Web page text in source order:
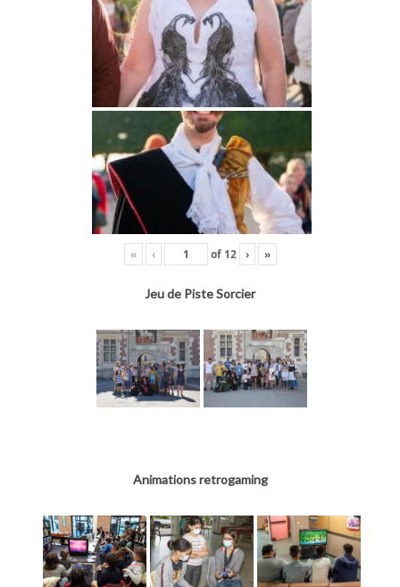
« ‹ of 12 › »
Jeu de Piste Sorcier
Animations retrogaming